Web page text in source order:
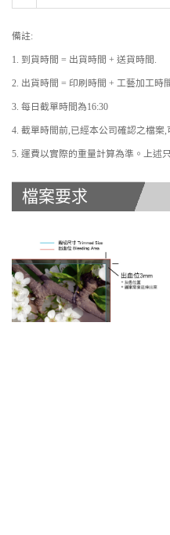
備註:
1. 到貨時間 = 出貨時間 + 送貨時間.
2. 出貨時間 = 印刷時間 + 工藝加工時
3. 每日截單時間為16:30
4. 截單時間前,已經本公司確認之檔案,
5. 運費以實際的重量計算為準。上述
檔案要求